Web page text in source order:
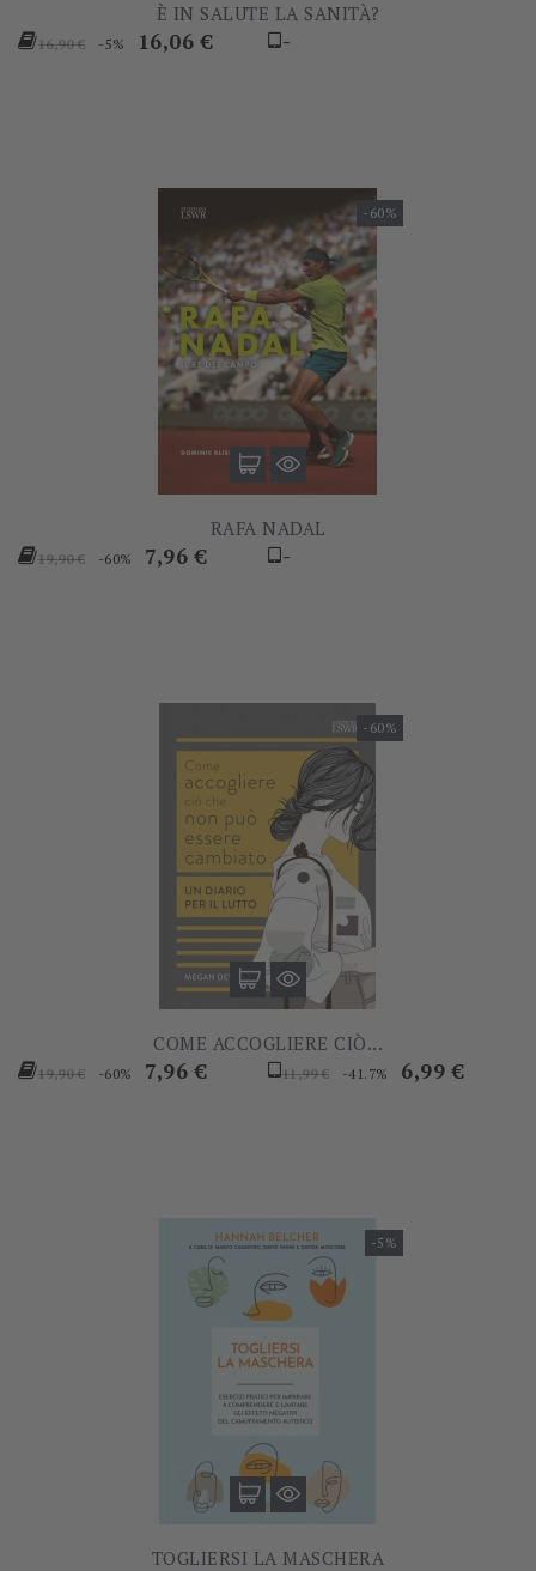
È IN SALUTE LA SANITÀ?
Prezzo
16,90 € -5% Prezzo
16,06 € -
-60%
RAFA NADAL
Prezzo
19,90 € -60% Prezzo
7,96 € -
-60%
COME ACCOGLIERE CIÒ...
Prezzo
19,90 € -60% Prezzo
7,96 €
Prezzo
11,99 € -41.7% Prezzo
6,99 €
-5%
TOGLIERSI LA MASCHERA